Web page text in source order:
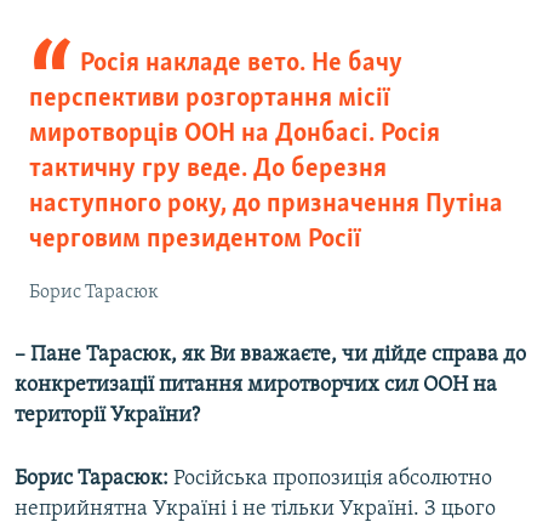
Росія накладе вето. Не бачу
перспективи розгортання місії
миротворців ООН на Донбасі. Росія
тактичну гру веде. До березня
наступного року, до призначення Путіна
черговим президентом Росії
Борис Тарасюк
– Пане Тарасюк, як Ви вважаєте, чи дійде справа до
конкретизації питання миротворчих сил ООН на
території України?
Борис Тарасюк: Російська пропозиція абсолютно
неприйнятна Україні і не тільки Україні. З цього